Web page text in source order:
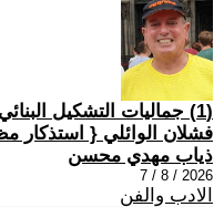
(1) جماليات التشكيل
فشلان الوائلي { استذكار
ذياب مهدي محسن
2026 / 8 / 7
الادب والفن